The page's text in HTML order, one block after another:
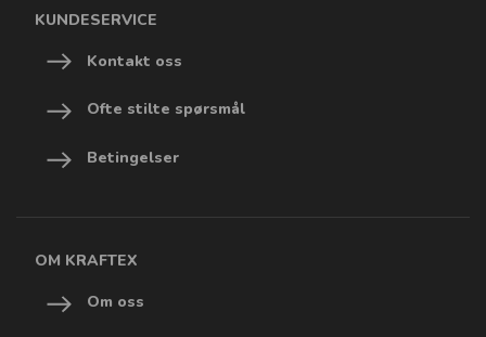
KUNDESERVICE
Kontakt oss
Ofte stilte spørsmål
Betingelser
OM KRAFTEX
Om oss